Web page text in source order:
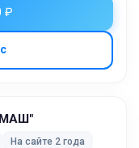
₽
На сайте 2 года
продукции и
сайте.